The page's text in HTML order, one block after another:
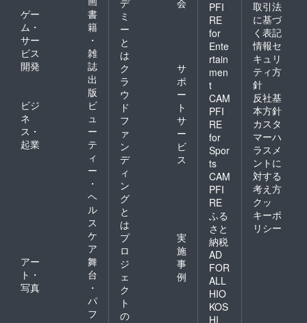
ゲー
ム・
サー
ビス
開発
書
籍
・
雑
誌
出
版
ビジ
ネ
ス・
起業
ビ
ュ
ー
テ
ィ
ー
・
ヘ
ル
ス
ケ
ア
アー
ト・
写真
舞
台
・
パ
フ
ミ
ー
と
は
ク
ラ
ウ
ド
フ
ァ
ン
デ
ィ
ン
グ
と
は
サ
ポ
ー
ト
サ
ー
ビ
ス
プ
ロ
ジ
ェ
ク
ト
の
実
施
事
例
PFI
RE
for
Ente
rtain
men
t
CAM
PFI
RE
for
Spor
ts
CAM
PFI
RE
ふる
さと
納税
AD
FOR
ALL
HIO
KOS
HI
取引法
に基づ
く表記
情報セ
キュリ
ティ方
針
反社基
本方針
カスタ
マーハ
ラスメ
ントに
対する
考え方
クッ
キーポ
リシー